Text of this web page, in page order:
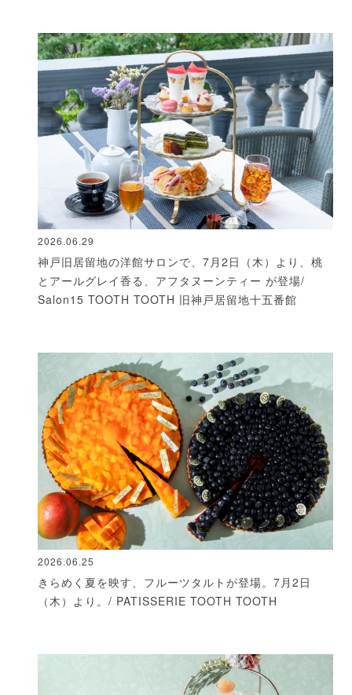
2026.06.29
神戸旧居留地の洋館サロンで、7月2日（木）より、桃
とアールグレイ香る、アフタヌーンティー が登場/
Salon15 TOOTH TOOTH 旧神戸居留地十五番館
2026.06.25
きらめく夏を映す、フルーツタルトが登場。7月2日
（木）より。/ PATISSERIE TOOTH TOOTH